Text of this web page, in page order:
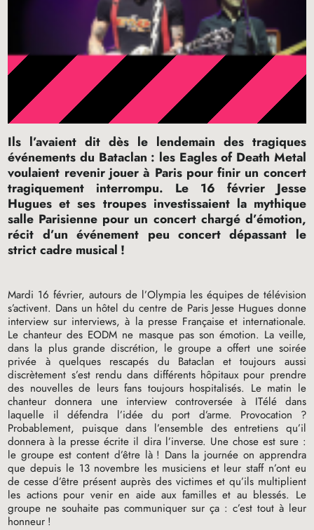
Ils l’avaient dit dès le lendemain des tragiques
événements du Bataclan : les Eagles of Death Metal
voulaient revenir jouer à Paris pour finir un concert
tragiquement interrompu. Le 16 février Jesse
Hugues et ses troupes investissaient la mythique
salle Parisienne pour un concert chargé d’émotion,
récit d’un événement peu concert dépassant le
strict cadre musical !
Mardi 16 février, autours de l’Olympia les équipes de télévision
s’activent. Dans un hôtel du centre de Paris Jesse Hugues donne
interview sur interviews, à la presse Française et internationale.
Le chanteur des EODM ne masque pas son émotion. La veille,
dans la plus grande discrétion, le groupe a offert une soirée
privée à quelques rescapés du Bataclan et toujours aussi
discrètement s’est rendu dans différents hôpitaux pour prendre
des nouvelles de leurs fans toujours hospitalisés. Le matin le
chanteur donnera une interview controversée à ITélé dans
laquelle il défendra l’idée du port d’arme. Provocation
?
Probablement, puisque dans l’ensemble des entretiens qu’il
donnera à la presse écrite il dira l’inverse. Une chose est sure :
le groupe est content d’être là ! Dans la journée on apprendra
que depuis le 13 novembre les musiciens et leur staff n’ont eu
de cesse d’être présent auprès des victimes et qu’ils multiplient
les actions pour venir en aide aux familles et au blessés. Le
groupe ne souhaite pas communiquer sur ça : c’est tout à leur
honneur !